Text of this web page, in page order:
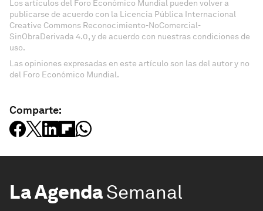
Los artículos del Foro Económico Mundial pueden volver a
publicarse de acuerdo con la Licencia Pública Internacional
Creative Commons Reconocimiento-NoComercial-
SinObraDerivada 4.0, y de acuerdo con nuestras condiciones de
uso.
Las opiniones expresadas en este artículo son las del autor y no
del Foro Económico Mundial.
Comparte:
La AgendaSemanal